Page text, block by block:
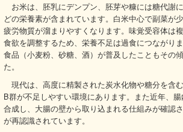
お米は、胚乳にデンプン、胚芽や糠には糖代謝
どの栄養素が含まれています。白米中心で副菜が
疲労物質が溜まりやすくなります。味覚受容体は
食欲を調整するため、栄養不足は過食につながり
食品（小麦粉、砂糖、酒）が普及したこともその
た。
現代は、高度に精製された炭水化物や糖分を含
B群が不足しやすい環境にあります。また近年、
合成し、大腸の壁から取り込まれる仕組みが確認
が再認識されています。